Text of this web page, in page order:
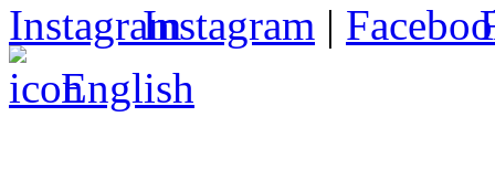
Instagram |
English